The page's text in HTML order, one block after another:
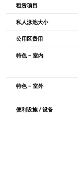
租赁项目
私人泳池大小
公用区费用
特色 – 室内
特色 – 室外
便利设施 / 设备